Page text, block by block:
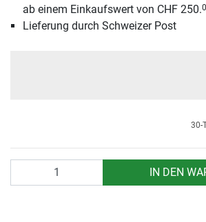
ab einem Einkaufswert von CHF 250.
Lieferung durch Schweizer Post
30-
IN DEN